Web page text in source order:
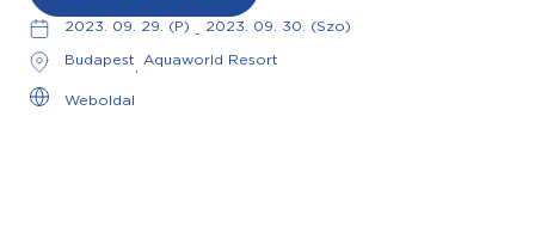
2023. 09. 29. (P) - 2023. 09. 30. (Szo)
Budapest, Aquaworld Resort
Weboldal